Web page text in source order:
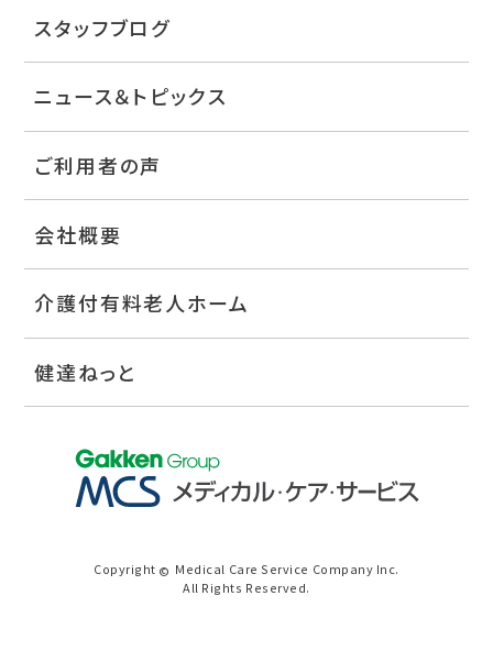
スタッフブログ
ニュース＆トピックス
ご利用者の声
会社概要
介護付有料老人ホーム
健達ねっと
Copyright © Medical Care Service Company Inc.
All Rights Reserved.